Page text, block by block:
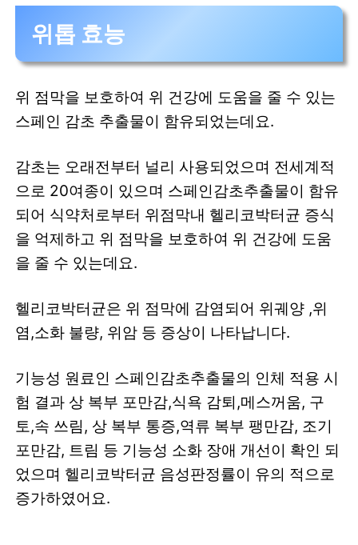
위톱 효능
위 점막을 보호하여 위 건강에 도움을 줄 수 있는
스페인 감초 추출물이 함유되었는데요.
감초는 오래전부터 널리 사용되었으며 전세계적
으로 20여종이 있으며 스페인감초추출물이 함유
되어 식약처로부터 위점막내 헬리코박터균 증식
을 억제하고 위 점막을 보호하여 위 건강에 도움
을 줄 수 있는데요.
헬리코박터균은 위 점막에 감염되어 위궤양 ,위
염,소화 불량, 위암 등 증상이 나타납니다.
기능성 원료인 스페인감초추출물의 인체 적용 시
험 결과 상 복부 포만감,식욕 감퇴,메스꺼움, 구
토,속 쓰림, 상 복부 통증,역류 복부 팽만감, 조기
포만감, 트림 등 기능성 소화 장애 개선이 확인 되
었으며 헬리코박터균 음성판정률이 유의 적으로
증가하였어요.